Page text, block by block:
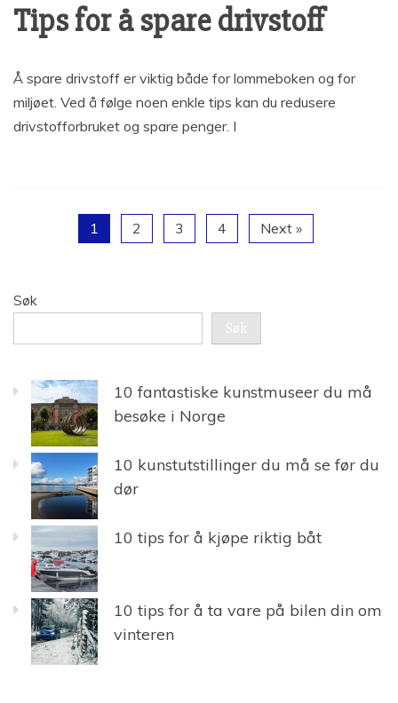
Tips for å spare drivstoff
Å spare drivstoff er viktig både for lommeboken og for
miljøet. Ved å følge noen enkle tips kan du redusere
drivstofforbruket og spare penger. I
1 2 3 4 Next »
Søk
Søk
10 fantastiske kunstmuseer du må
besøke i Norge
10 kunstutstillinger du må se før du
dør
10 tips for å kjøpe riktig båt
10 tips for å ta vare på bilen din om
vinteren